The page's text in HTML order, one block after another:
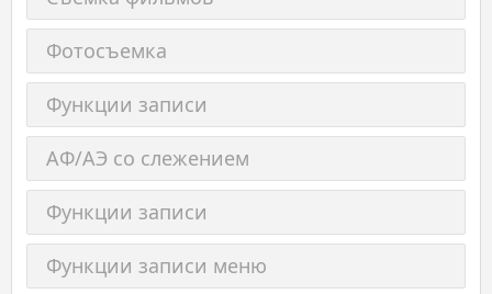
Фотосъемка
Функции записи
АФ/AЭ со слежением
Функции записи
Функции записи меню